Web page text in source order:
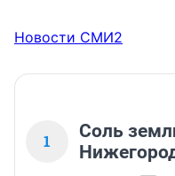
Новости СМИ2
1
Соль